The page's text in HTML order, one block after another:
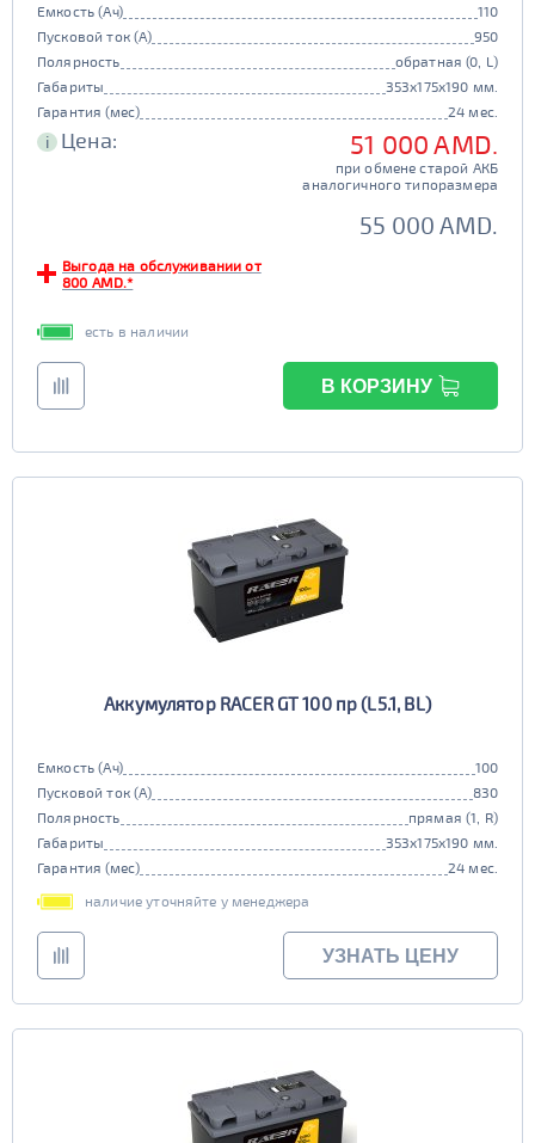
Емкость (Ач)
110
Пусковой ток (А)
950
Полярность
обратная (0, L)
Габариты
353x175x190 мм.
Гарантия (мес)
24 мес.
i Цена: 51 000 AMD.
при обмене старой АКБ
аналогичного типоразмера
55 000 AMD.
Выгода на обслуживании от
800 AMD.*
есть в наличии
В КОРЗИНУ
Аккумулятор RACER GT 100 пр (L5.1, BL)
Емкость (Ач)
100
Пусковой ток (А)
830
Полярность
прямая (1, R)
Габариты
353x175x190 мм.
Гарантия (мес)
24 мес.
наличие уточняйте у менеджера
УЗНАТЬ ЦЕНУ